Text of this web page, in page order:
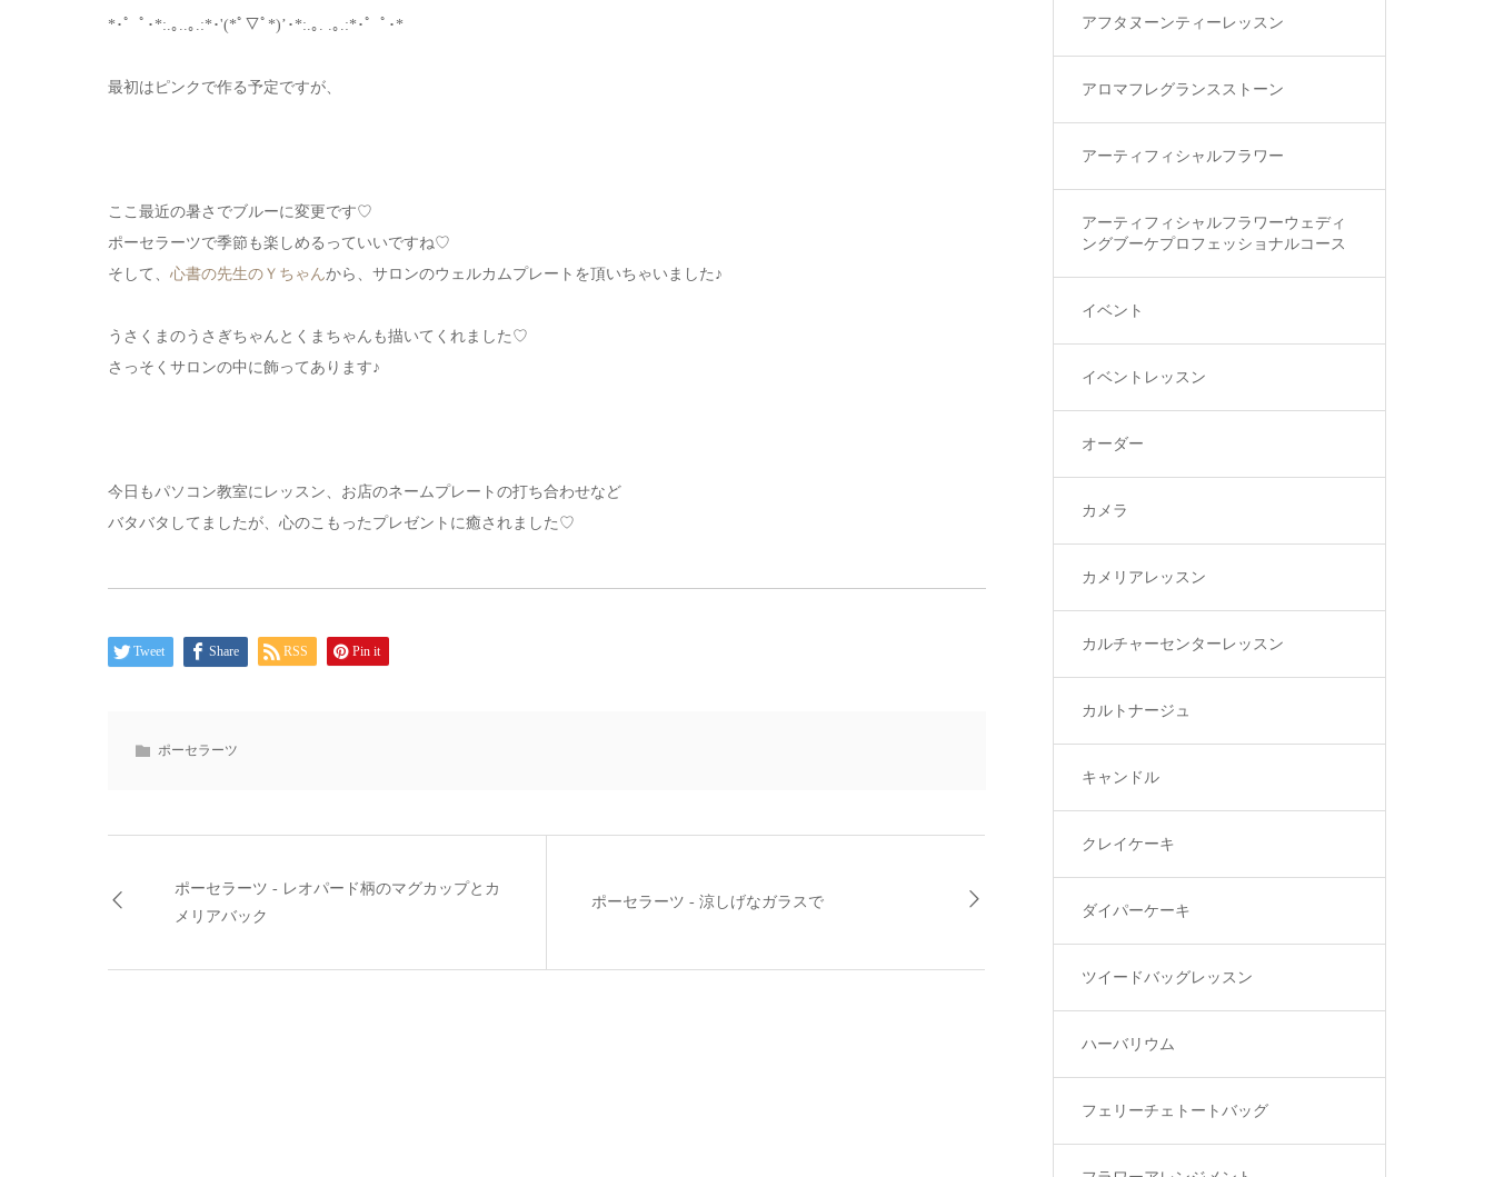
*･゜ﾟ･*:.｡..｡.:*･'(*ﾟ▽ﾟ*)’･*:.｡. .｡.:*･゜ﾟ･*
最初はピンクで作る予定ですが、
ここ最近の暑さでブルーに変更です♡
ポーセラーツで季節も楽しめるっていいですね♡
そして、 心書の先生のＹちゃんから、サロンのウェルカムプレートを頂いちゃいました♪
うさくまのうさぎちゃんとくまちゃんも描いてくれました♡
さっそくサロンの中に飾ってあります♪
今日もパソコン教室にレッスン、お店のネームプレートの打ち合わせなど
バタバタしてましたが、心のこもったプレゼントに癒されました♡
Tweet Share RSS Pin it
ポーセラーツ
ポーセラーツ - レオパード柄のマグカップとカ
メリアバック
ポーセラーツ - 涼しげなガラスで
アフタヌーンティーレッスン
アロマフレグランスストーン
アーティフィシャルフラワー
アーティフィシャルフラワーウェディ
ングブーケプロフェッショナルコース
イベント
イベントレッスン
オーダー
カメラ
カメリアレッスン
カルチャーセンターレッスン
カルトナージュ
キャンドル
クレイケーキ
ダイパーケーキ
ツイードバッグレッスン
ハーバリウム
フェリーチェトートバッグ